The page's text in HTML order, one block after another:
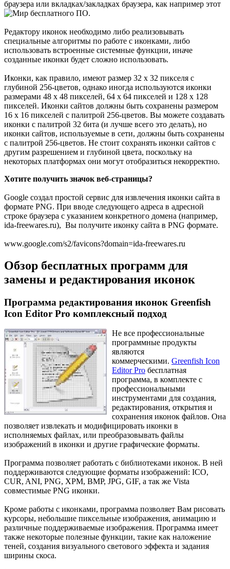
браузера или вкладках/закладках браузера, как например этот
.
Редактору иконок необходимо либо реализовывать
специальные алгоритмы по работе с иконками, либо
использовать встроенные системные функции, иначе
созданные иконки будет сложно использовать.
Иконки, как правило, имеют размер 32 х 32 пикселя с
глубиной 256-цветов, однако иногда используются иконки
размерами 48 х 48 пикселей, 64 х 64 пикселей и 128 х 128
пикселей. Иконки сайтов должны быть сохранены размером
16 х 16 пикселей с палитрой 256-цветов. Вы можете создавать
иконки с палитрой 32 бита (и лучше всего это делать), но
иконки сайтов, используемые в сети, должны быть сохранены
с палитрой 256-цветов. Не стоит сохранять иконки сайтов с
другим разрешением и глубиной цвета, поскольку на
некоторых платформах они могут отобразиться некорректно.
Хотите получить значок веб-страницы?
Google создал простой сервис для извлечения иконки сайта в
формате PNG. При вводе следующего адреса в адресной
строке браузера с указанием конкретного домена (например,
ida-freewares.ru), Вы получите иконку сайта в PNG формате.
www.google.com/s2/favicons?domain=ida-freewares.ru
Обзор бесплатных программ для
замены и редактирования иконок
Программа редактирования иконок Greenfish
Icon Editor Pro комплексный подход
Не все профессиональные
программные продукты
являются
коммерческими. Greenfish Icon
Editor Pro бесплатная
программа, в комплекте с
профессиональными
инструментами для создания,
редактирования, открытия и
сохранения иконок файлов. Она
позволяет извлекать и модифицировать иконки в
исполняемых файлах, или преобразовывать файлы
изображений в иконки и другие графические форматы.
Программа позволяет работать с библиотеками иконок. В ней
поддерживаются следующие форматы изображений: ICO,
CUR, ANI, PNG, XPM, BMP, JPG, GIF, а так же Vista
совместимые PNG иконки.
Кроме работы с иконками, программа позволяет Вам рисовать
курсоры, небольшие пиксельные изображения, анимацию и
различные поддерживаемые изображения. Программа имеет
также некоторые полезные функции, такие как наложение
теней, создания визуального светового эффекта и задания
ширины скоса.